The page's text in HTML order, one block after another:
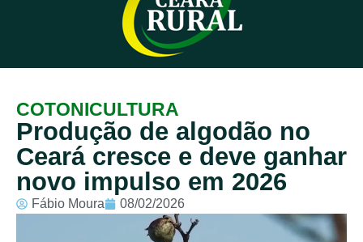
Sobre
COTONICULTURA
Produção de algodão no
Ceará cresce e deve ganhar
novo impulso em 2026
Fábio Moura 08/02/2026